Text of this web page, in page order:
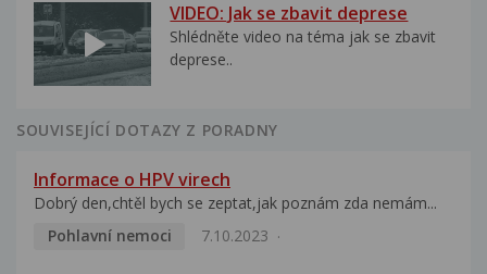
VIDEO: Jak se zbavit deprese
Shlédněte video na téma jak se zbavit
deprese..
SOUVISEJÍCÍ DOTAZY Z PORADNY
Informace o HPV virech
Dobrý den,chtěl bych se zeptat,jak poznám zda nemám...
Pohlavní nemoci
7.10.2023